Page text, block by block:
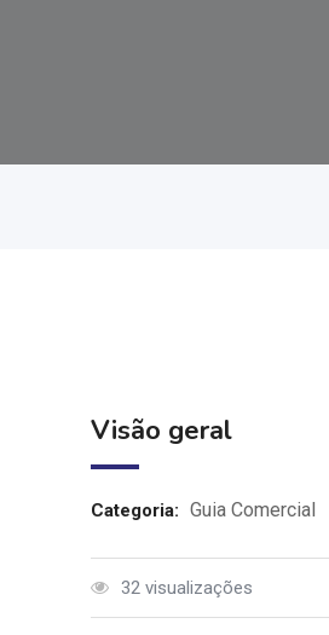
Visão geral
Categoria: Guia Comercial
32 visualizações